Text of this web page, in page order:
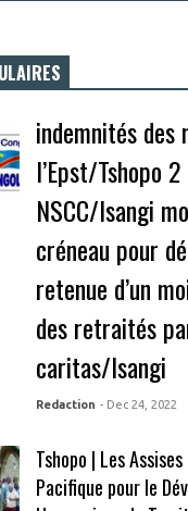
indemnités
l’Epst/Tshopo
NSCC/Isangi
créneau pour
retenue d’un
des retraités
caritas/Isangi
Redaction - Dec 24, 2022
Tshopo | Les
Pacifique pour le